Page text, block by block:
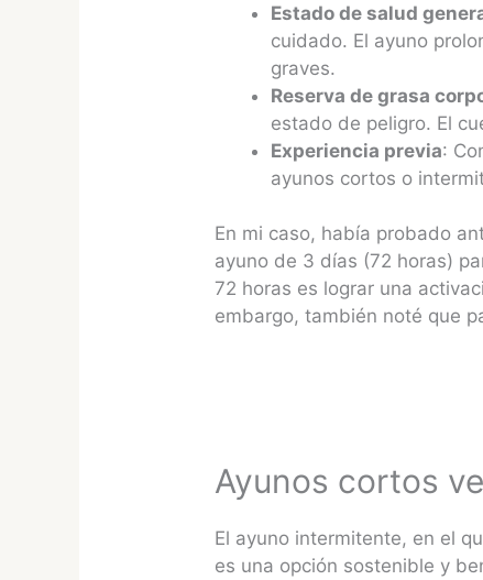
Estado de salud
cuidado. El ayuno
graves.
Reserva de grasa
estado de peligro. El
Experiencia previa:
ayunos cortos o
En mi caso, había probado
ayuno de 3 días (72 horas)
72 horas es lograr una
embargo, también noté que
Ayunos cortos
El ayuno intermitente, en el
es una opción sostenible y